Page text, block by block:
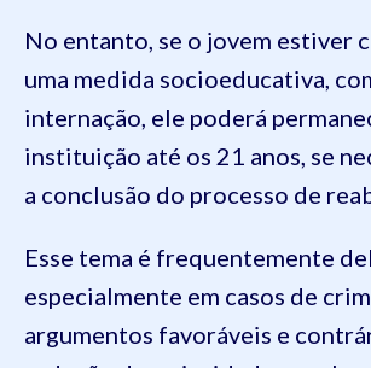
No entanto, se o jovem estiver
uma medida socioeducativa,
internação, ele poderá
instituição até os 21 anos, se
a conclusão do processo de
Esse tema é frequentemente
especialmente em casos de
argumentos favoráveis e